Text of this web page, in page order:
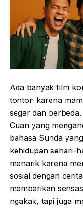
Ada banyak film
tonton karena
segar dan
Cuan yang
bahasa Sunda
kehidupan sehari-
menarik karena
sosial dengan
memberikan
ngakak, tapi juga